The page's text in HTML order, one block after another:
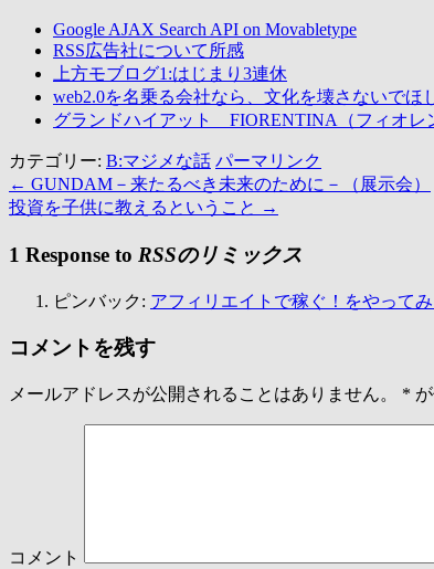
Google AJAX Search API on Movabletype
RSS広告社について所感
上方モブログ1:はじまり3連休
web2.0を名乗る会社なら、文化を壊さないでほ
グランドハイアット FIORENTINA（フィオレ
カテゴリー: B:マジメな話 パーマリンク
← GUNDAM－来たるべき未来のために－（展示会）
投資を子供に教えるということ →
1 Response to RSSのリミックス
ピンバック: アフィリエイトで稼ぐ！をやってみ
コメントを残す
メールアドレスが公開されることはありません。 *
コメント